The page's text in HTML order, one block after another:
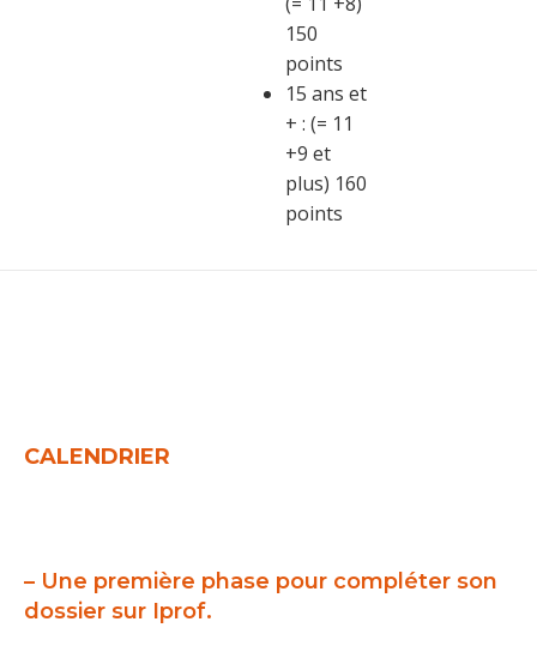
150
points
15 ans et
+ : (= 11
+9 et
plus) 160
points
CALENDRIER
– Une première phase pour compléter son
dossier sur Iprof.